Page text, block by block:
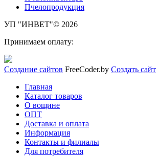
Пчелопродукция
УП "ИНВЕТ"© 2026
Принимаем оплату:
Создание сайтов FreeCoder.by Создать сайт
Главная
Каталог товаров
О вощине
ОПТ
Доставка и оплата
Информация
Контакты и филиалы
Для потребителя